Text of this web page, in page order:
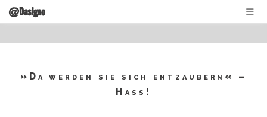
@DasIgno
»Da werden sie sich entzaubern« –
Hass!